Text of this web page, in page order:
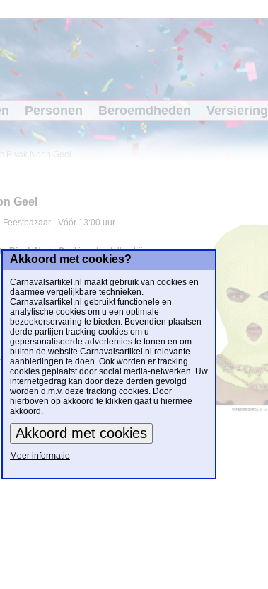
Personen Beroemdheden Versiering
Bivak Neon Geel
Geel
- Vóór 13:00 uur
Bivak Neon Geelis te bestellen bij
. Akkoord met cookies?
Carnavalsartikel.nl maakt gebruik van cookies en
daarmee vergelijkbare technieken.
Carnavalsartikel.nl gebruikt functionele en
analytische cookies om u een optimale
bezoekerservaring te bieden. Bovendien plaatsen
derde partijen tracking cookies om u
gepersonaliseerde advertenties te tonen en om
buiten de website Carnavalsartikel.nl relevante
aanbiedingen te doen. Ook worden er tracking
cookies geplaatst door social media-netwerken. Uw
internetgedrag kan door deze derden gevolgd
worden d.m.v. deze tracking cookies. Door
hierboven op akkoord te klikken gaat u hiermee
akkoord.
Meer informatie